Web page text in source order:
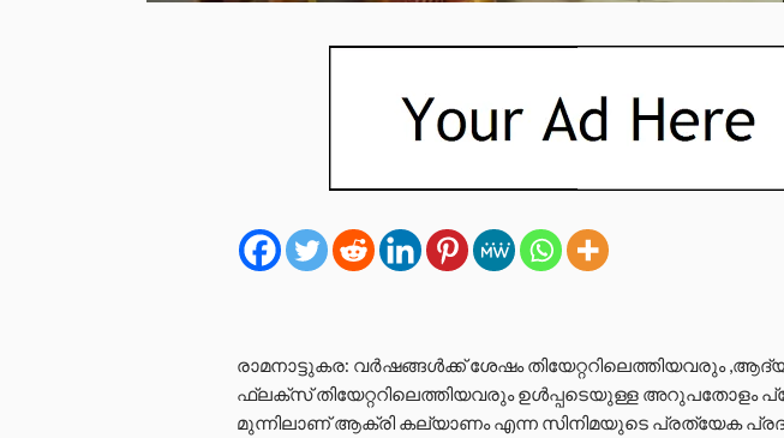
രാമനാട്ടുകര: വര്‍ഷങ്ങള്‍ക്ക് ശേഷം തിയേറ്ററിലെത്തിയവരും
ഫ്ലക്സ് തിയേറ്ററിലെത്തിയവരും ഉള്‍പ്പടെയുള്ള അറുപതോളം
മുന്നിലാണ് ആക്രി കല്യാണം എന്ന സിനിമയുടെ പ്രത്യേക